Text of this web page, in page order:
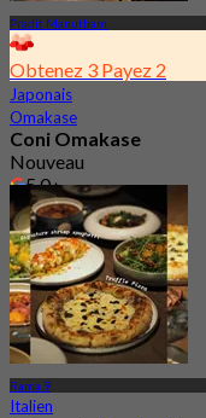
Pradit Manutham
Obtenez 3 Payez 2
Japonais
Omakase
Coni Omakase
Nouveau
5.0
De฿ 2,732.66
Rama 9
Italien